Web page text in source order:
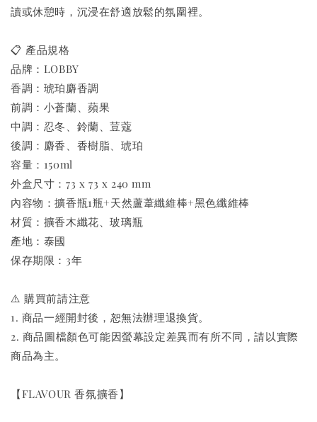
讀或休憩時，沉浸在舒適放鬆的氛圍裡。
📋 產品規格
品牌：LOBBY
香調：琥珀麝香調
前調：小蒼蘭、蘋果
中調：忍冬、鈴蘭、荳蔻
後調：麝香、香樹脂、琥珀
容量：150ml
外盒尺寸：73 x 73 x 240 mm
內容物：擴香瓶1瓶+天然蘆葦纖維棒+黑色纖維棒
材質：擴香木纖花、玻璃瓶
產地：泰國
保存期限：3年
⚠️ 購買前請注意
1. 商品一經開封後，恕無法辦理退換貨。
2. 商品圖檔顏色可能因螢幕設定差異而有所不同，請以實際
商品為主。
【FLAVOUR 香氛擴香】